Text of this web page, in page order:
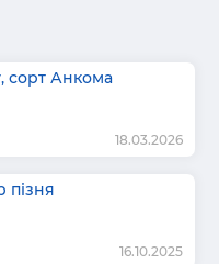
сорт Анкома
18.03.2026
пізня
16.10.2025